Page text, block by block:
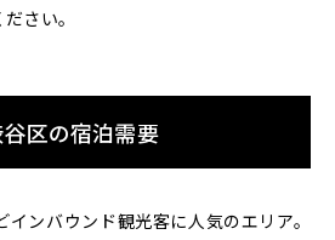
さい。
区の宿泊需要
ンバウンド観光客に人気のエリア。